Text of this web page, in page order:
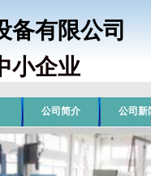
备有限公
小企业 销
公司简介 公司新